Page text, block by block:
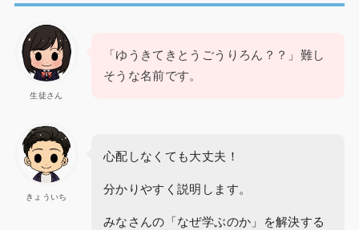
生徒さん
「ゆうきてきとうごうりろん？？」難し
そうな名前です。
きょういち
心配しなくても大丈夫！
分かりやすく説明します。
みなさんの「なぜ学ぶのか」を解決する